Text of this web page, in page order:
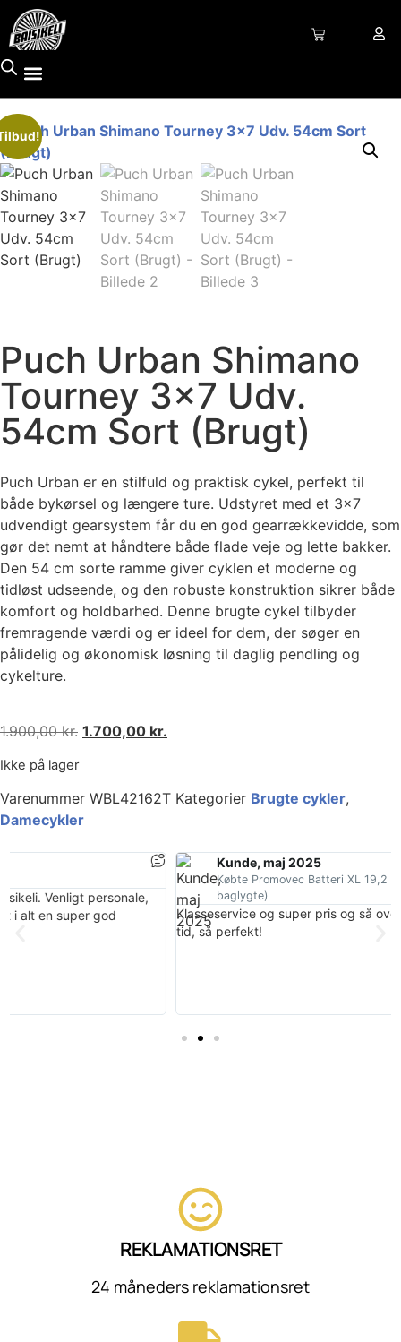
Puch Urban Shimano
Tourney 3×7 Udv.
54cm Sort (Brugt)
Puch Urban er en stilfuld og praktisk cykel, perfekt til
både bykørsel og længere ture. Udstyret med et 3×7
udvendigt gearsystem får du en god gearrækkevidde, som
gør det nemt at håndtere både flade veje og lette bakker.
Den 54 cm sorte ramme giver cyklen et moderne og
tidløst udseende, og den robuste konstruktion sikrer både
komfort og holdbarhed. Denne brugte cykel tilbyder
fremragende værdi og er ideel for dem, der søger en
pålidelig og økonomisk løsning til daglig pendling og
cykelture.
1.900,00kr. 1.700,00 kr.
Ikke på lager
Varenummer WBL42162T Kategorier Brugte cykler,
Damecykler
Kunde, maj 2025
Købte Promovec Batteri XL 19,2 Ah 690Wh (inkl. oplader og
baglygte)
Klasseservice og super pris og så ovenikøbet leveret på ingen
REKLAMATIONSRET
24 måneders reklamationsret